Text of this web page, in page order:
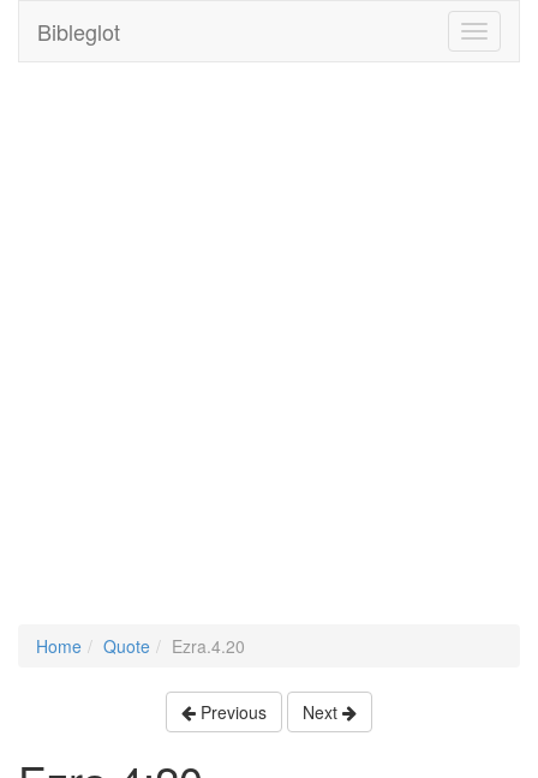
Toggle
Bibleglot
Home Quote Ezra.4.20
Previous Next